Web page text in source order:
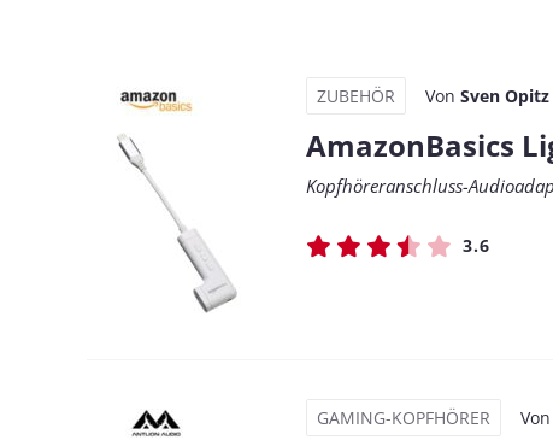
ZUBEHÖR Von Sven Opitz
AmazonBasics
Kopfhöreranschluss-
3.6
GAMING-KOPFHÖRER Von